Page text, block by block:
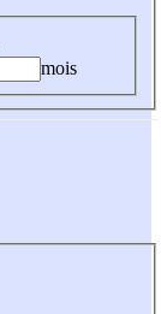
mois